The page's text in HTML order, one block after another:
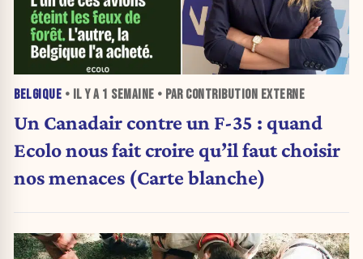
BELGIQUE • IL Y A 1 SEMAINE • PAR CONTRIBUTION EXTERNE
Un Canadair contre un F-35 : quand
Ecolo nous fait croire qu’il faut choisir
nos menaces (Carte blanche)